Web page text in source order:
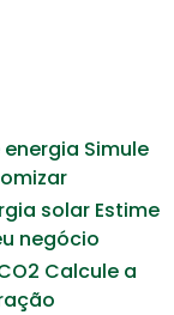
Simule
solar Estime
negócio
Calcule a